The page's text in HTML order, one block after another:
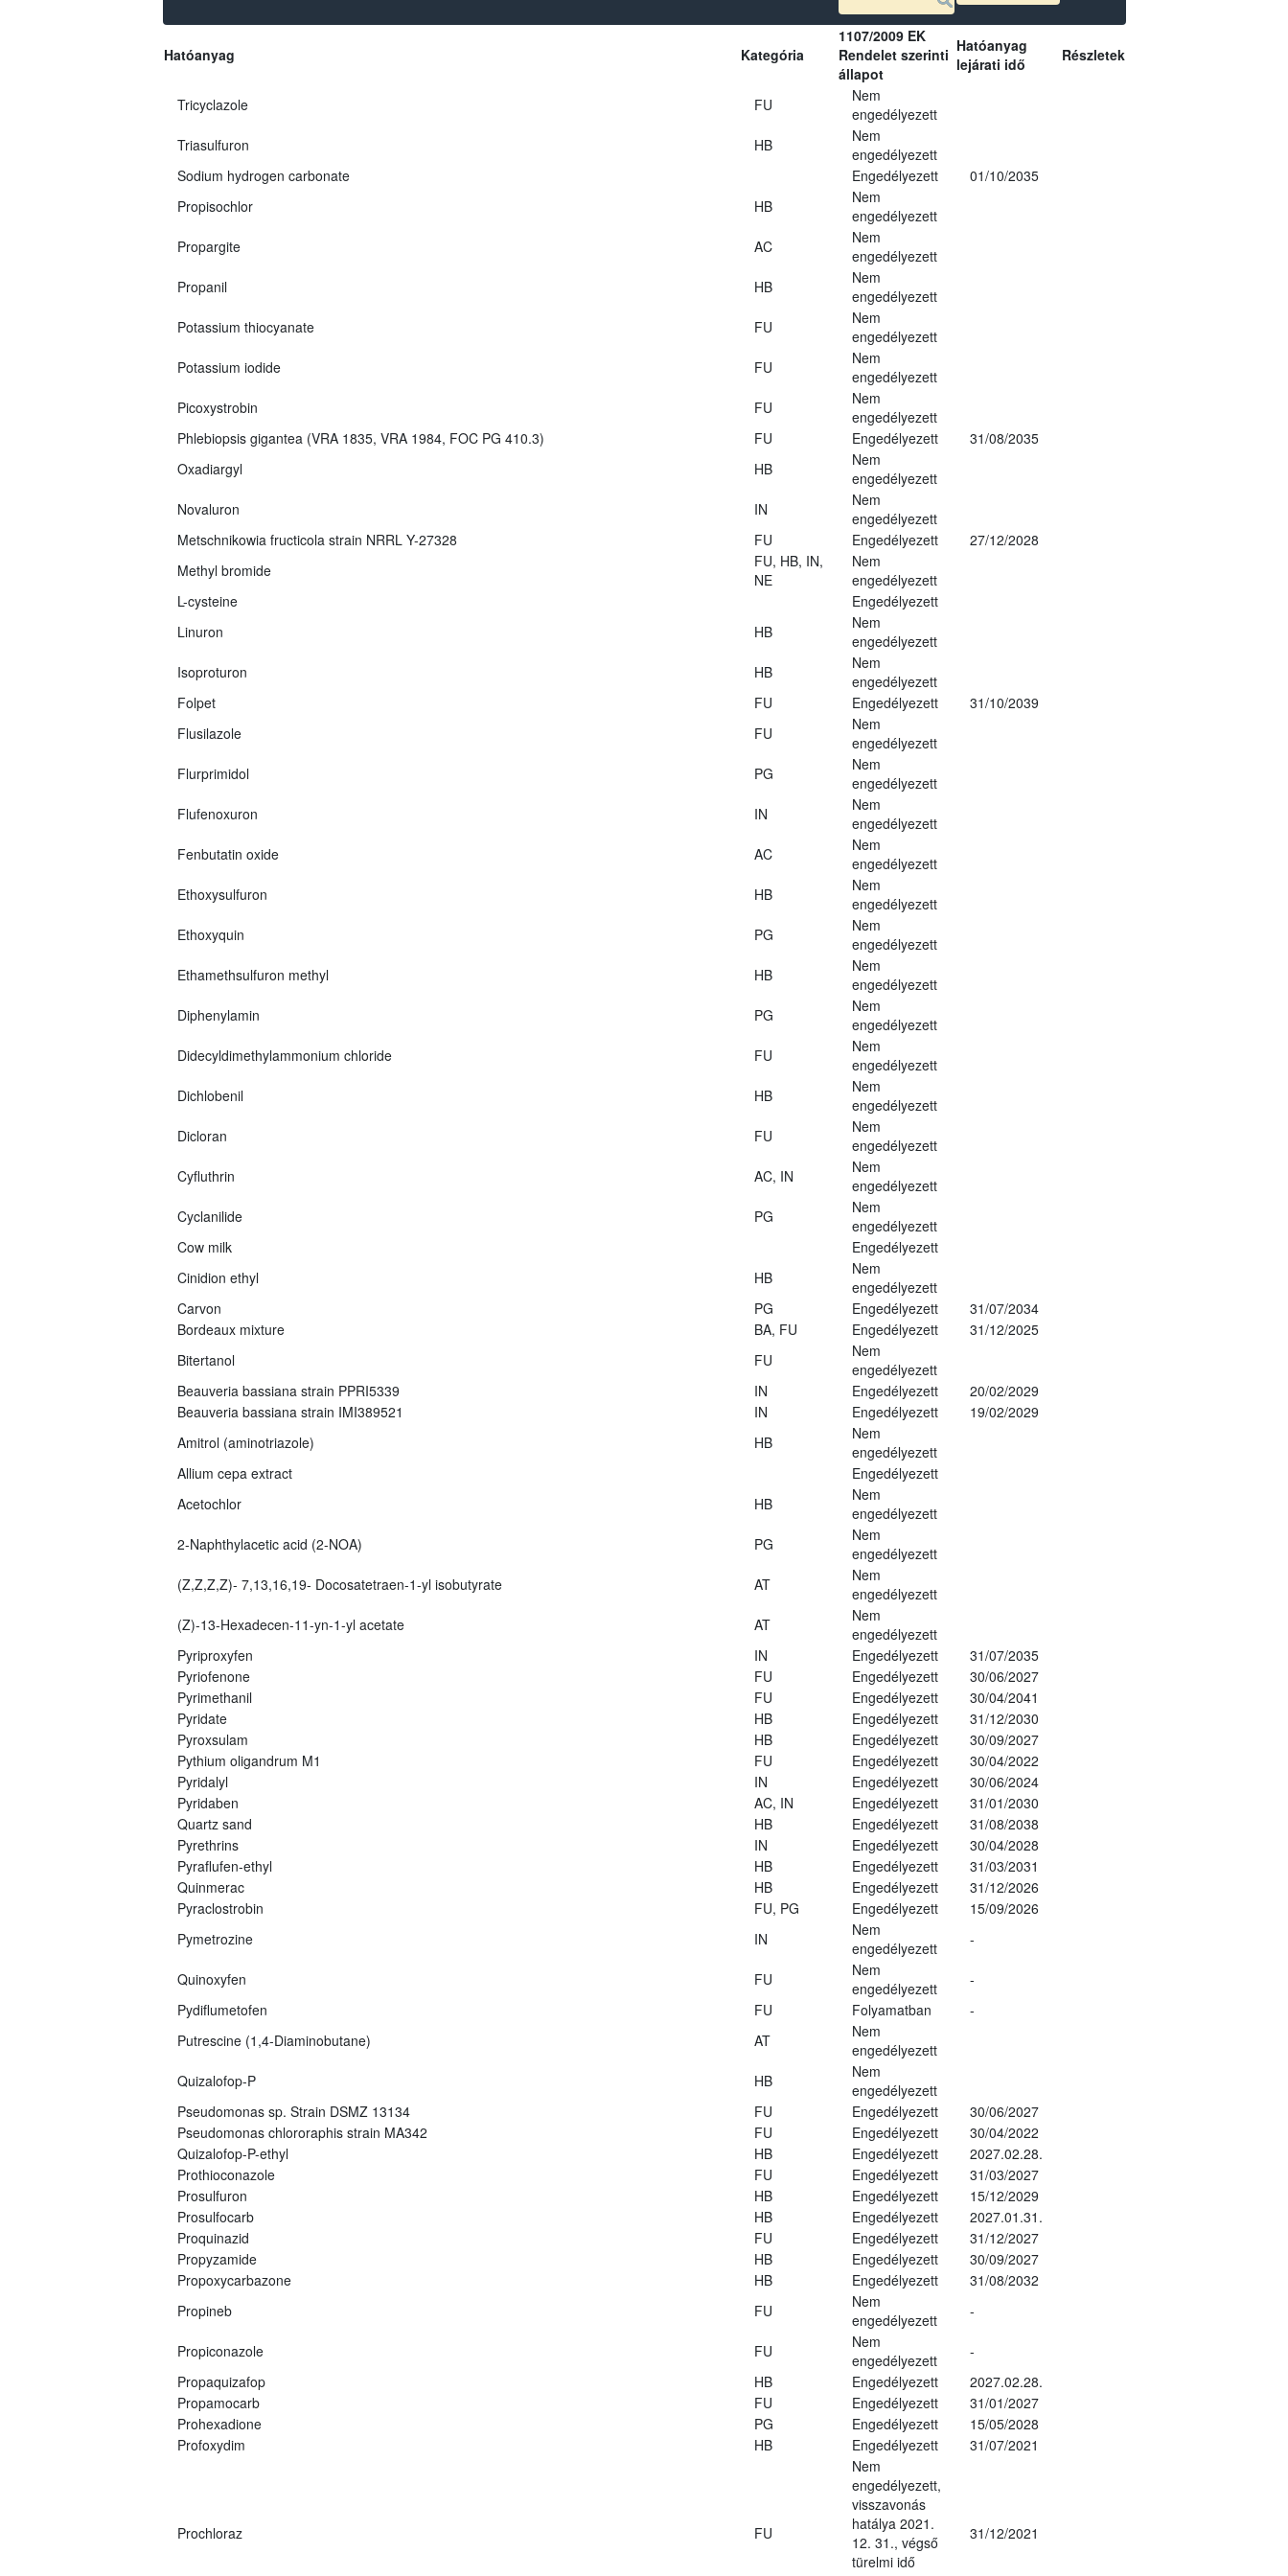
Hatóanyag Kategória
1107/2009 EK
Rendelet szerinti
állapot
Hatóanyag
lejárati idő
Részletek
Tricyclazole FU
Nem
engedélyezett
Triasulfuron
HB
Nem
engedélyezett
Sodium hydrogen carbonate
Engedélyezett
01/10/2035
Propisochlor
HB
Nem
engedélyezett
Propargite
AC
Nem
engedélyezett
Propanil
HB
Nem
engedélyezett
Potassium thiocyanate
FU
Nem
engedélyezett
Potassium iodide
FU
Nem
engedélyezett
Picoxystrobin
FU
Nem
engedélyezett
Phlebiopsis gigantea (VRA 1835, VRA 1984, FOC PG 410.3)
FU Engedélyezett
31/08/2035
Oxadiargyl
HB
Nem
engedélyezett
Novaluron
IN
Nem
engedélyezett
Metschnikowia fructicola strain NRRL Y-27328
FU Engedélyezett
27/12/2028
Methyl bromide
FU, HB, IN,
NE
Nem
engedélyezett
L-cysteine
Engedélyezett
Linuron
HB
Nem
engedélyezett
Isoproturon
HB
Nem
engedélyezett
Folpet
FU Engedélyezett
31/10/2039
Flusilazole
FU
Nem
engedélyezett
Flurprimidol
PG
Nem
engedélyezett
Flufenoxuron
IN
Nem
engedélyezett
Fenbutatin oxide
AC
Nem
engedélyezett
Ethoxysulfuron
HB
Nem
engedélyezett
Ethoxyquin
PG
Nem
engedélyezett
Ethamethsulfuron methyl
HB
Nem
engedélyezett
Diphenylamin
PG
Nem
engedélyezett
Didecyldimethylammonium chloride
FU
Nem
engedélyezett
Dichlobenil
HB
Nem
engedélyezett
Dicloran
FU
Nem
engedélyezett
Cyfluthrin
AC, IN
Nem
engedélyezett
Cyclanilide
PG
Nem
engedélyezett
Cow milk
Engedélyezett
Cinidion ethyl
HB
Nem
engedélyezett
Carvon
PG Engedélyezett
31/07/2034
Bordeaux mixture
BA, FU Engedélyezett
31/12/2025
Bitertanol
FU
Nem
engedélyezett
Beauveria bassiana strain PPRI5339
IN Engedélyezett
20/02/2029
Beauveria bassiana strain IMI389521
IN Engedélyezett
19/02/2029
Amitrol (aminotriazole)
HB
Nem
engedélyezett
Allium cepa extract
Engedélyezett
Acetochlor
HB
Nem
engedélyezett
2-Naphthylacetic acid (2-NOA)
PG
Nem
engedélyezett
(Z,Z,Z,Z)- 7,13,16,19- Docosatetraen-1-yl isobutyrate
AT
Nem
engedélyezett
(Z)-13-Hexadecen-11-yn-1-yl acetate
AT
Nem
engedélyezett
Pyriproxyfen
IN Engedélyezett
31/07/2035
Pyriofenone
FU Engedélyezett
30/06/2027
Pyrimethanil
FU Engedélyezett
30/04/2041
Pyridate
HB Engedélyezett
31/12/2030
Pyroxsulam
HB Engedélyezett
30/09/2027
Pythium oligandrum M1
FU Engedélyezett
30/04/2022
Pyridalyl
IN Engedélyezett
30/06/2024
Pyridaben
AC, IN Engedélyezett
31/01/2030
Quartz sand
HB Engedélyezett
31/08/2038
Pyrethrins
IN Engedélyezett
30/04/2028
Pyraflufen-ethyl
HB Engedélyezett
31/03/2031
Quinmerac
HB Engedélyezett
31/12/2026
Pyraclostrobin
FU, PG Engedélyezett
15/09/2026
Pymetrozine
IN
Nem
engedélyezett
-
Quinoxyfen FU
Nem
engedélyezett
-
Pydiflumetofen
FU Folyamatban
-
Putrescine (1,4-Diaminobutane)
AT
Nem
engedélyezett
Quizalofop-P
HB
Nem
engedélyezett
Pseudomonas sp. Strain DSMZ 13134
FU Engedélyezett
30/06/2027
Pseudomonas chlororaphis strain MA342
FU Engedélyezett
30/04/2022
Quizalofop-P-ethyl
HB Engedélyezett
2027.02.28.
Prothioconazole
FU Engedélyezett
31/03/2027
Prosulfuron
HB Engedélyezett
15/12/2029
Prosulfocarb
HB Engedélyezett
2027.01.31.
Proquinazid
FU Engedélyezett
31/12/2027
Propyzamide
HB Engedélyezett
30/09/2027
Propoxycarbazone
HB Engedélyezett
31/08/2032
Propineb
FU
Nem
engedélyezett
-
Propiconazole FU
Nem
engedélyezett
-
Propaquizafop
HB Engedélyezett
2027.02.28.
Propamocarb
FU Engedélyezett
31/01/2027
Prohexadione
PG Engedélyezett
15/05/2028
Profoxydim
HB Engedélyezett 31/07/2021
Prochloraz FU
Nem
engedélyezett,
visszavonás
hatálya 2021.
12. 31., végső
türelmi idő
31/12/2021